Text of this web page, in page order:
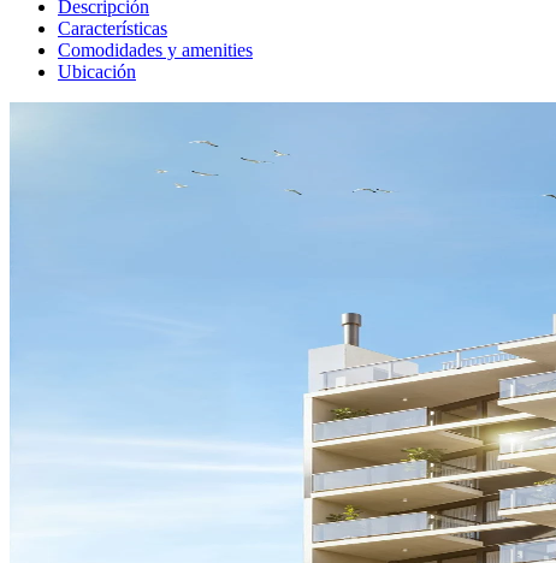
Descripción
Características
Comodidades y amenities
Ubicación